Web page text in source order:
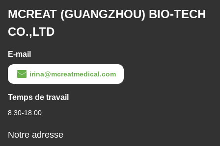
MCREAT (GUANGZHOU) BIO-TECH
CO.,LTD
E-mail
irina@mcreatmedical.com
Temps de travail
8:30-18:00
Notre adresse